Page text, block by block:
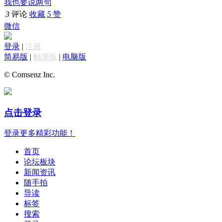
我也要说两句
3 评论 收藏 5 赞
微信
登录 | 注册
简易版 | 触屏版 | 电脑版
© Comsenz Inc.
点击登录
登录更多精彩功能！
首页
论坛板块
新闻资讯
随手拍
导读
标签
搜索